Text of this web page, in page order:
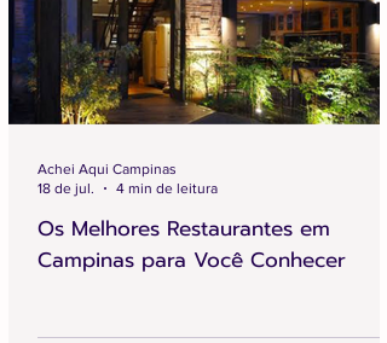
Os Melhores Restaurantes em
Campinas para Você Conhecer
Achei Aqui Campinas
18 de jul.
4 min de leitura